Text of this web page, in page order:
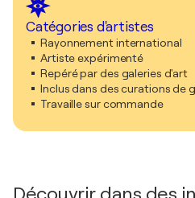
Catégories d'artistes
Rayonnement international
Artiste expérimenté
Repéré par des galeries d'art
Inclus dans des curations de
Travaille sur commande